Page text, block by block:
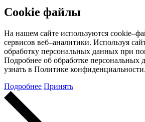
Cookie файлы
На нашем сайте используются
сервисов веб–аналитики. Используя
обработку персональных данных при
Подробнее об обработке
узнать в Политике конфиденциальности.
Подробнее Принять